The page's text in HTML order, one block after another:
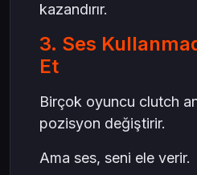
kazandırır.
3. Ses
Et
Birçok oyuncu clutch
pozisyon değiştirir.
Ama ses, seni ele verir.